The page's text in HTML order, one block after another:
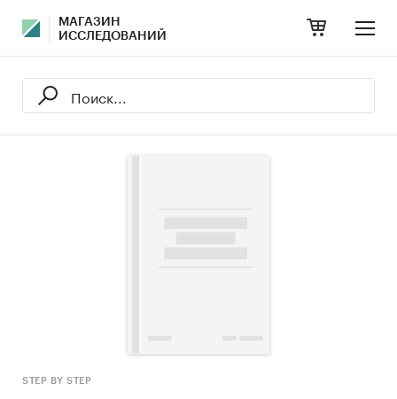
МАГАЗИН
ИССЛЕДОВАНИЙ
STEP BY STEP